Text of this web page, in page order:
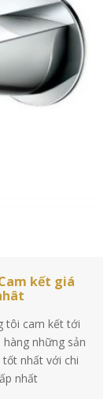
kết giá
tôi cam kết tới
hàng những sản
tốt nhất với chi
nhất